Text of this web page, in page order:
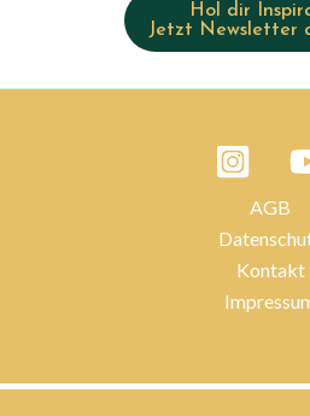
Hol dir
Jetzt Newsletter
AGB
Kontakt